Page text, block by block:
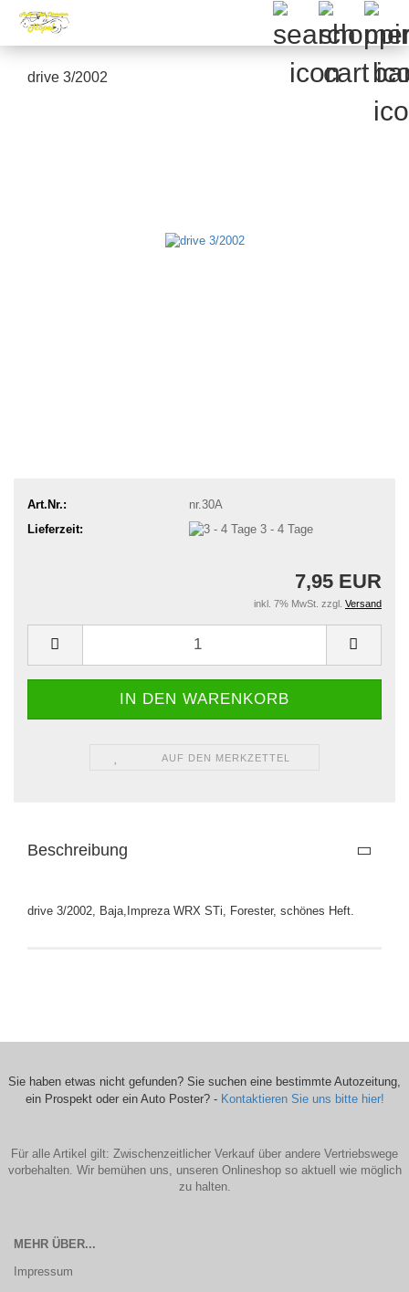
drive 3/2002
Art.Nr.:
nr.30A
Lieferzeit:
3 - 4 Tage
7,95 EUR
inkl. 7% MwSt. zzgl. Versand
AUF DEN MERKZETTEL
Beschreibung
drive 3/2002, Baja,Impreza WRX STi, Forester, schönes Heft.
Sie haben etwas nicht gefunden? Sie suchen eine bestimmte Autozeitung,
ein Prospekt oder ein Auto Poster? - Kontaktieren Sie uns bitte hier!
Für alle Artikel gilt: Zwischenzeitlicher Verkauf über andere Vertriebswege
vorbehalten. Wir bemühen uns, unseren Onlineshop so aktuell wie möglich
zu halten.
MEHR ÜBER...
Impressum